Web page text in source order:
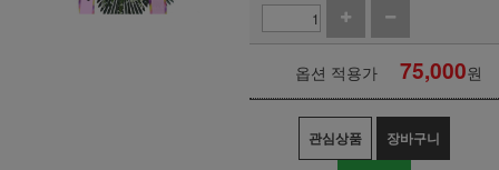
옵션 적용가 75,000원
관심상품 장바구니